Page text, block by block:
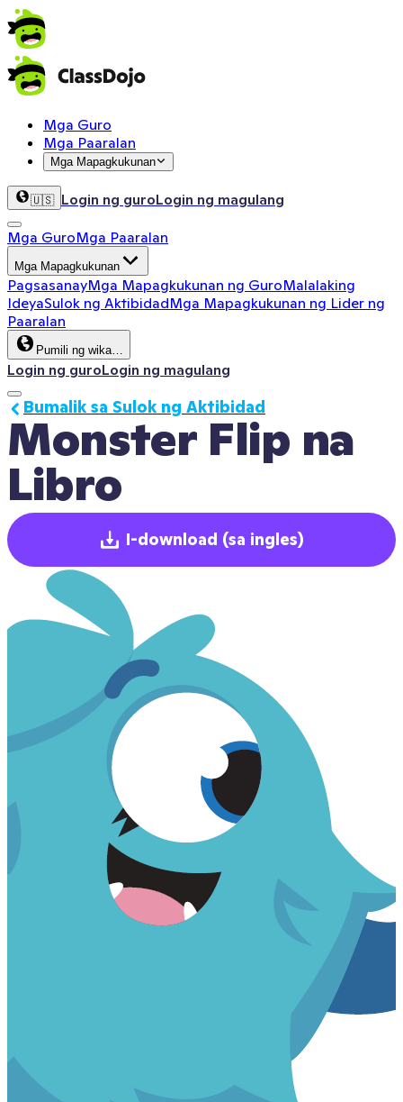
Mga Guro
Mga Paaralan
Mga Mapagkukunan
🇺🇸 Login ng guroLogin ng magulang
Mga GuroMga Paaralan
Mga Mapagkukunan
PagsasanayMga Mapagkukunan ng GuroMalalaking
IdeyaSulok ng AktibidadMga Mapagkukunan ng Lider ng
Paaralan
Pumili ng wika…
Login ng guroLogin ng magulang
Monster Flip na
Libro
Bumalik sa Sulok ng Aktibidad
I-download (sa ingles)